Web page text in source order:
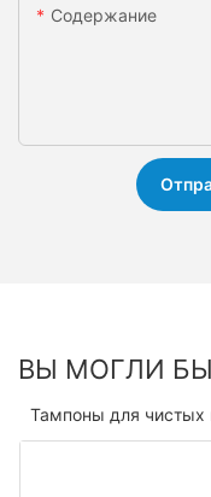
Содержание
ВЫ МОГЛИ БЫ
Тампоны для